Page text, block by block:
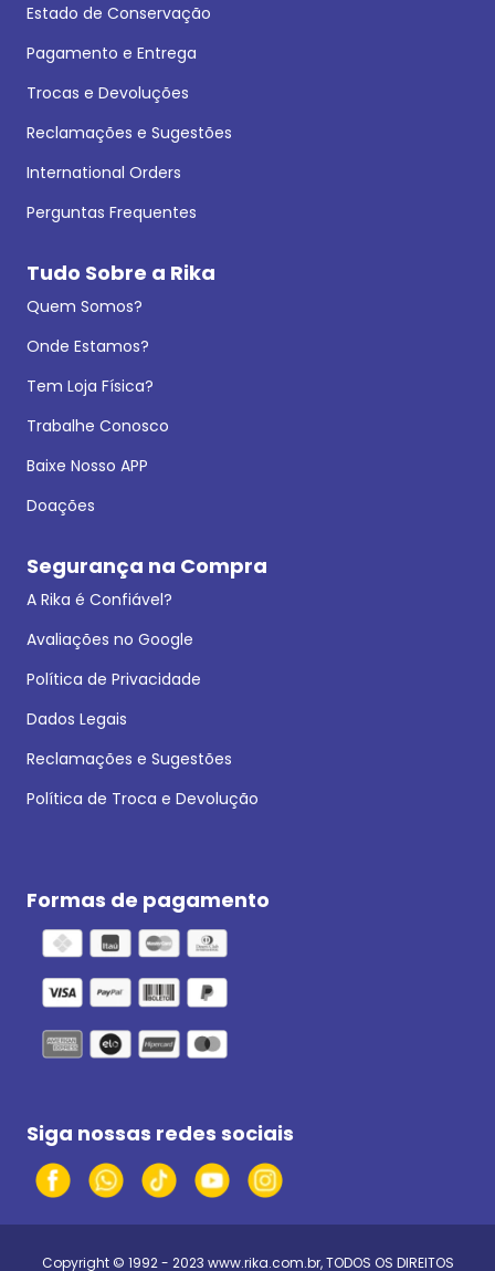
Estado de Conservação
Pagamento e Entrega
Trocas e Devoluções
Reclamações e Sugestões
International Orders
Perguntas Frequentes
Tudo Sobre a Rika
Quem Somos?
Onde Estamos?
Tem Loja Física?
Trabalhe Conosco
Baixe Nosso APP
Doações
Segurança na Compra
A Rika é Confiável?
Avaliações no Google
Política de Privacidade
Dados Legais
Reclamações e Sugestões
Política de Troca e Devolução
Formas de pagamento
Siga nossas redes sociais
Copyright © 1992 - 2023 www.rika.com.br, TODOS OS DIREITOS